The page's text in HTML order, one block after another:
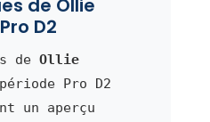
de Ollie
D2
de Ollie
Pro D2
un aperçu